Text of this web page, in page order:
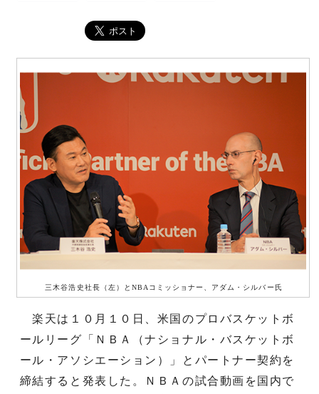
三木谷浩史社長（左）とNBAコミッショナー、アダム・シルバー氏
楽天は１０月１０日、米国のプロバスケットボ
ールリーグ「ＮＢＡ（ナショナル・バスケットボ
ール・アソシエーション）」とパートナー契約を
締結すると発表した。ＮＢＡの試合動画を国内で